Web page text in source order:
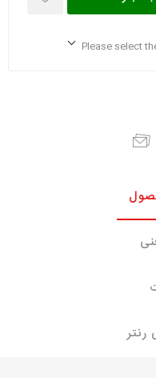
Please select